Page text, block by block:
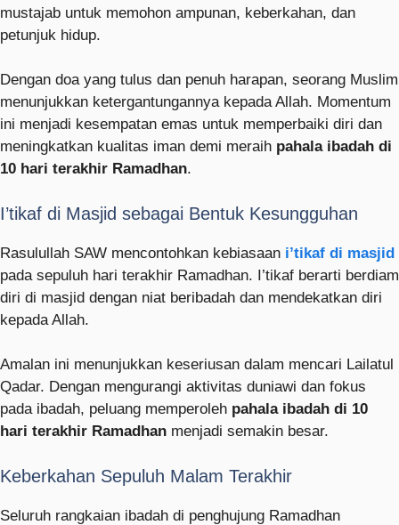
mustajab untuk memohon ampunan, keberkahan, dan
petunjuk hidup.
Dengan doa yang tulus dan penuh harapan, seorang Muslim
menunjukkan ketergantungannya kepada Allah. Momentum
ini menjadi kesempatan emas untuk memperbaiki diri dan
meningkatkan kualitas iman demi meraih pahala ibadah di
10 hari terakhir Ramadhan.
I’tikaf di Masjid sebagai Bentuk Kesungguhan
Rasulullah SAW mencontohkan kebiasaan i’tikaf di masjid
pada sepuluh hari terakhir Ramadhan. I’tikaf berarti berdiam
diri di masjid dengan niat beribadah dan mendekatkan diri
kepada Allah.
Amalan ini menunjukkan keseriusan dalam mencari Lailatul
Qadar. Dengan mengurangi aktivitas duniawi dan fokus
pada ibadah, peluang memperoleh pahala ibadah di 10
hari terakhir Ramadhan menjadi semakin besar.
Keberkahan Sepuluh Malam Terakhir
Seluruh rangkaian ibadah di penghujung Ramadhan